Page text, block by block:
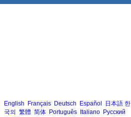
English Français Deutsch Español 日本語 한
국의 繁體 简体 Português Italiano Русский